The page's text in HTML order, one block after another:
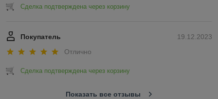
Сделка подтверждена через корзину
19.12.2023
Покупатель
Отлично
Сделка подтверждена через корзину
Показать все отзывы